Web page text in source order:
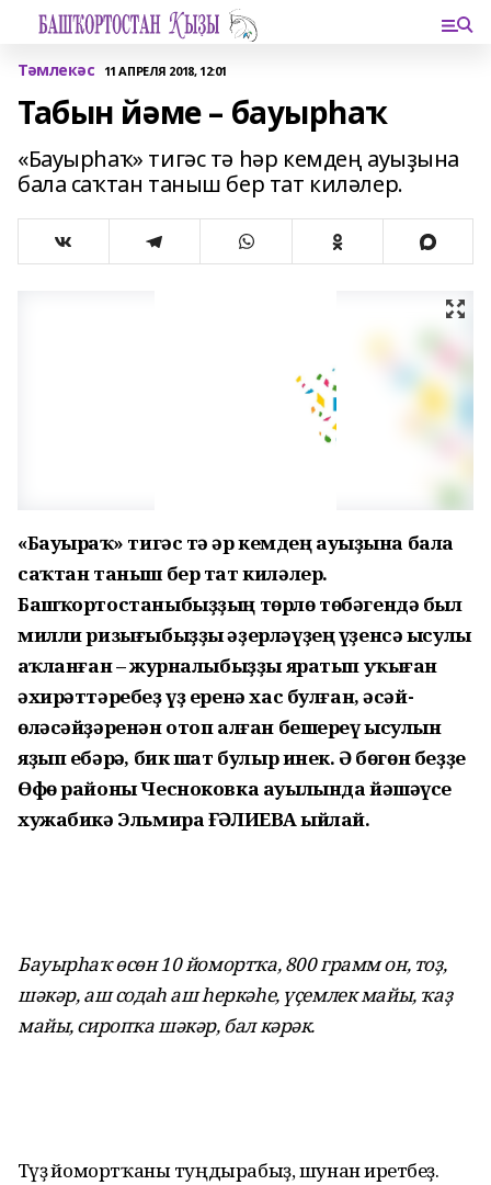
Тәмлекәс 11 АПРЕЛЯ 2018, 12:01
Табын йәме – бауырһаҡ
«Бауырһаҡ» тигәс тә һәр кемдең ауыҙына
бала саҡтан таныш бер тат киләлер.
«Бауырһаҡ» тигәс тә һәр кемдең ауыҙына бала
саҡтан таныш бер тат киләлер.
Башҡортостаныбыҙҙың төрлө төбәгендә был
милли ризығыбыҙҙы әҙерләүҙең үҙенсә ысулы
һаҡланған – журналыбыҙҙы яратып уҡыған
әхирәттәребеҙ үҙ еренә хас булған, әсәй-
өләсәйҙәренән отоп алған бешереү ысулын
яҙып ебәрһә, бик шат булыр инек. Ә бөгөн беҙҙе
Өфө районы Чесноковка ауылында йәшәүсе
хужабикә Эльмира ҒӘЛИЕВА һыйлай.
Бауырһаҡ өсөн 10 йомортҡа, 800 грамм он, тоҙ,
шәкәр, аш содаһ аш һеркәһе, үҫемлек майы, ҡаҙ
майы, сиропҡа шәкәр, бал кәрәк.
Тәүҙә йомортҡаны туңдырабыҙ, шунан иретәбеҙ.